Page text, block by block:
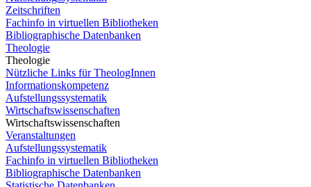
Zeitschriften
Fachinfo in virtuellen Bibliotheken
Bibliographische Datenbanken
Theologie
Theologie
Nützliche Links für TheologInnen
Informationskompetenz
Aufstellungssystematik
Wirtschaftswissenschaften
Wirtschaftswissenschaften
Veranstaltungen
Aufstellungssystematik
Fachinfo in virtuellen Bibliotheken
Bibliographische Datenbanken